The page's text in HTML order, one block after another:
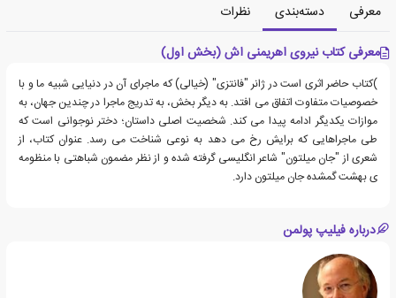
معرفی دسته‌بندی
نظرات
معرفی کتاب نیروی اهریمنی اش (بخش اول)
)کتاب حاضر اثری است در ژانر "فانتزی" (خیالی) که ماجرای آن در دنیایی شبیه ما و با
خصوصیات متفاوت اتفاق می افتد. به دیگر بخش، به تدریج ماجرا در چندین جهان، به
موازات یکدیگر ادامه پیدا می کند. شخصیت اصلی داستان؛ دختر نوجوانی است که
طی ماجراهایی که برایش رخ می دهد به نوعی شناخت می رسد. عنوان کتاب، از
شعری از "جان میلتون" شاعر انگلیسی گرفته شده و از نظر مضمون شباهتی با منظومه
ی بهشت گمشده جان میلتون دارد.
درباره فیلیپ پولمن